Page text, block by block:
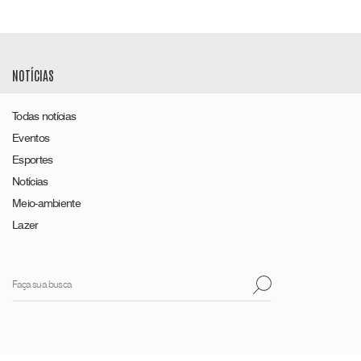
NOTÍCIAS
Todas notícias
Eventos
Esportes
Notícias
Meio-ambiente
Lazer